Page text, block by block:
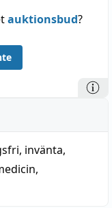
auktionsbud?
, invänta,
,